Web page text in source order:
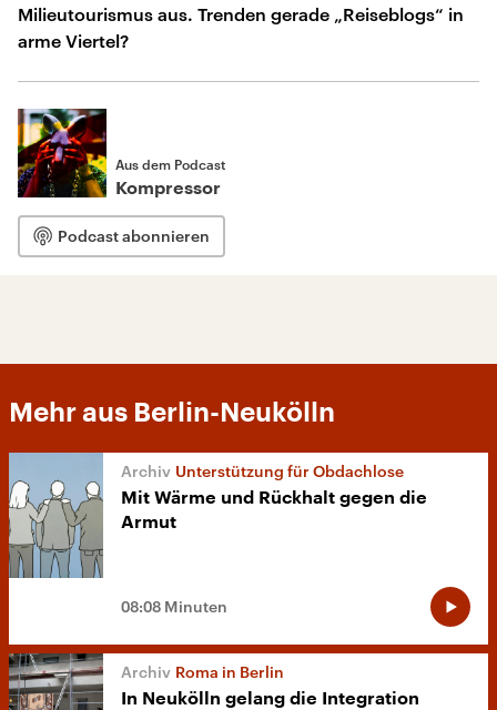
Milieutourismus aus. Trenden gerade „Reiseblogs“ in
arme Viertel?
Aus dem Podcast
Kompressor
Podcast abonnieren
Mehr aus Berlin-Neukölln
Unterstützung für Obdachlose
Mit Wärme und Rückhalt gegen die
Armut
08:08 Minuten
Roma in Berlin
In Neukölln gelang die Integration